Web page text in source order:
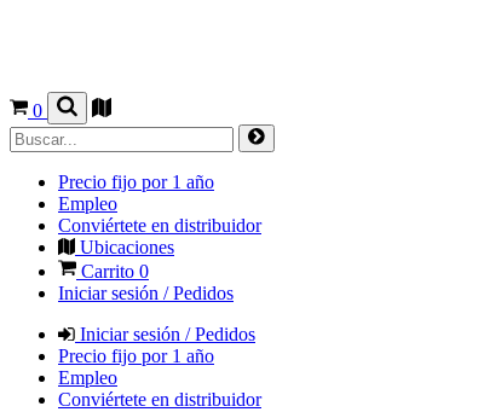
0
Precio fijo por 1 año
Empleo
Conviértete en distribuidor
Ubicaciones
Carrito 0
Iniciar sesión / Pedidos
Iniciar sesión / Pedidos
Precio fijo por 1 año
Empleo
Conviértete en distribuidor